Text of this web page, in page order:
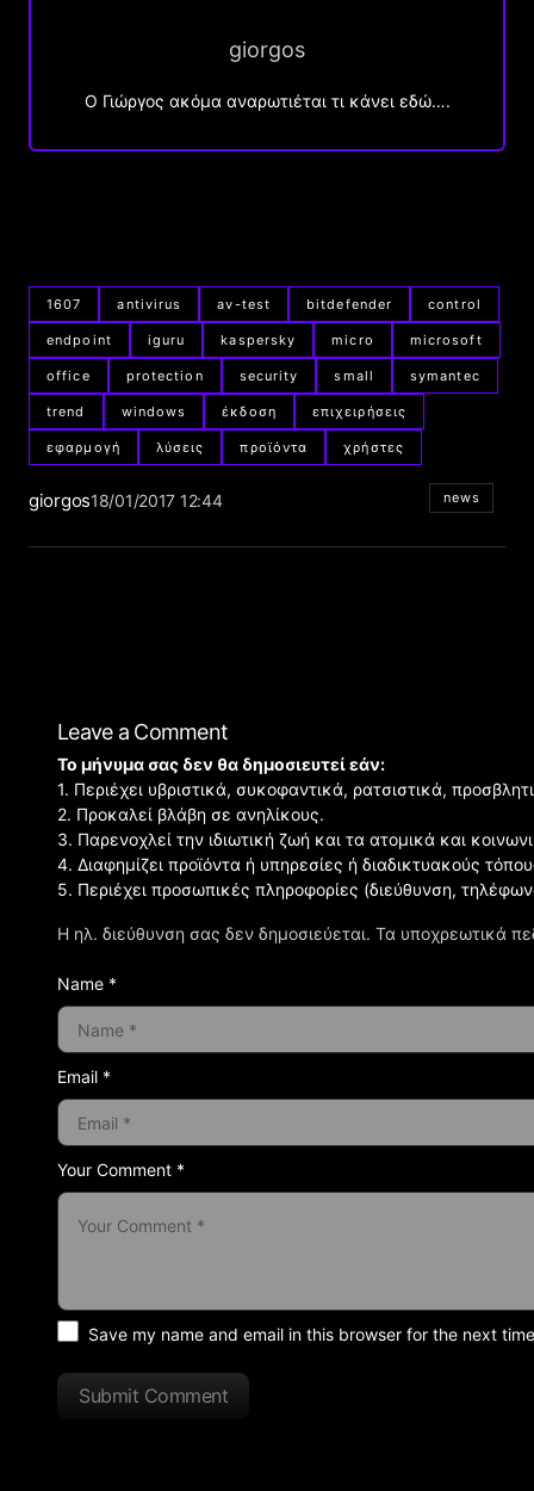
giorgos
Ο Γιώργος ακόμα αναρωτιέται τι κάνει εδώ….
1607 antivirus av-test bitdefender control
endpoint iguru kaspersky micro microsoft
office protection security small symantec
trend windows έκδοση επιχειρήσεις
εφαρμογή λύσεις προϊόντα χρήστες
giorgos18/01/2017 12:44 news
Leave a Comment
Η ηλ. διεύθυνση σας δεν δημοσιεύεται. Τα υποχρεωτικά
Your Comment *
Το μήνυμα σας δεν θα δημοσιευτεί εάν:
1. Περιέχει υβριστικά, συκοφαντικά, ρατσιστικά,
2. Προκαλεί βλάβη σε ανηλίκους.
3. Παρενοχλεί την ιδιωτική ζωή και τα ατομικά και
4. Διαφημίζει προϊόντα ή υπηρεσίες ή διαδικτυακούς
5. Περιέχει προσωπικές πληροφορίες (διεύθυνση,
Name *
Email *
Save my name and email in this browser for the next
Submit Comment